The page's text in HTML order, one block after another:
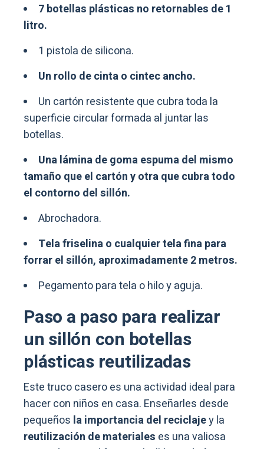
7 botellas plásticas no retornables de 1
litro.
1 pistola de silicona.
Un rollo de cinta o cintec ancho.
Un cartón resistente que cubra toda la
superficie circular formada al juntar las
botellas.
Una lámina de goma espuma del mismo
tamaño que el cartón y otra que cubra todo
el contorno del sillón.
Abrochadora.
Tela friselina o cualquier tela fina para
forrar el sillón, aproximadamente 2 metros.
Pegamento para tela o hilo y aguja.
Paso a paso para realizar
un sillón con botellas
plásticas reutilizadas
Este truco casero es una actividad ideal para
hacer con niños en casa. Enseñarles desde
pequeños la importancia del reciclajey la
reutilización de materiales es una valiosa